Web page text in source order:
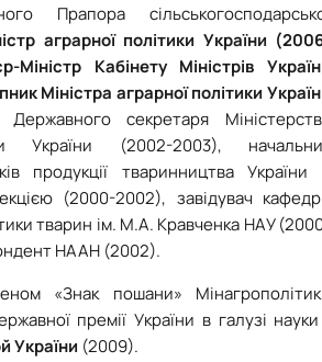
Прапора
аграрної політики України
Міністр Кабінету Міністрів
Міністра аграрної політики
секретаря
України (2002-2003),
продукції тваринництва України
(2000-2002), завідувач
тварин ім. М.А. Кравченка НАУ
НААН (2002).
«Знак пошани»
премії України в галузі науки
України (2009).